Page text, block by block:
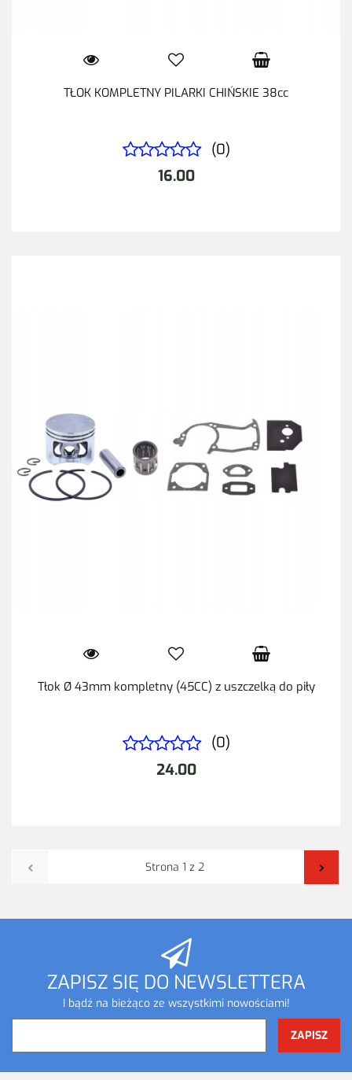
TŁOK KOMPLETNY PILARKI CHIŃSKIE 38cc
(0)
16.00
Tłok Ø 43mm kompletny (45CC) z uszczelką do piły
(0)
24.00
ZAPISZ SIĘ DO NEWSLETTERA
I bądź na bieżąco ze wszystkimi nowościami!